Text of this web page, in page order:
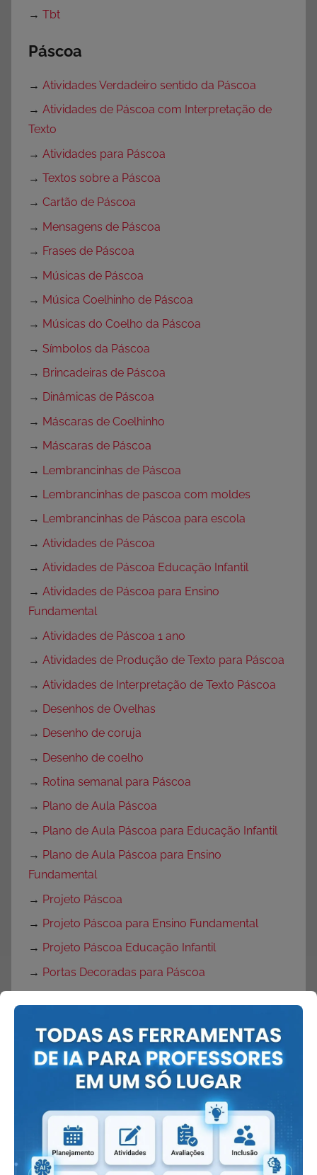
→ Tbt
Páscoa
→ Atividades Verdadeiro sentido da Páscoa
→ Atividades de Páscoa com Interpretação de
Texto
→ Atividades para Páscoa
→ Textos sobre a Páscoa
→ Cartão de Páscoa
→ Mensagens de Páscoa
→ Frases de Páscoa
→ Músicas de Páscoa
→ Música Coelhinho de Páscoa
→ Músicas do Coelho da Páscoa
→ Símbolos da Páscoa
→ Brincadeiras de Páscoa
→ Dinâmicas de Páscoa
→ Máscaras de Coelhinho
→ Máscaras de Páscoa
→ Lembrancinhas de Páscoa
→ Lembrancinhas de pascoa com moldes
→ Lembrancinhas de Páscoa para escola
→ Atividades de Páscoa
→ Atividades de Páscoa Educação Infantil
→ Atividades de Páscoa para Ensino
Fundamental
→ Atividades de Páscoa 1 ano
→ Atividades de Produção de Texto para Páscoa
→ Atividades de Interpretação de Texto Páscoa
→ Desenhos de Ovelhas
→ Desenho de coruja
→ Desenho de coelho
→ Rotina semanal para Páscoa
→ Plano de Aula Páscoa
→ Plano de Aula Páscoa para Educação Infantil
→ Plano de Aula Páscoa para Ensino
Fundamental
→ Projeto Páscoa
→ Projeto Páscoa para Ensino Fundamental
→ Projeto Páscoa Educação Infantil
→ Portas Decoradas para Páscoa
→Cartaz de Páscoa
→Decoração de Páscoa
Volta às Aulas:
O que fazer no primeiro dia de aula?
→Dicas Volta às Aulas